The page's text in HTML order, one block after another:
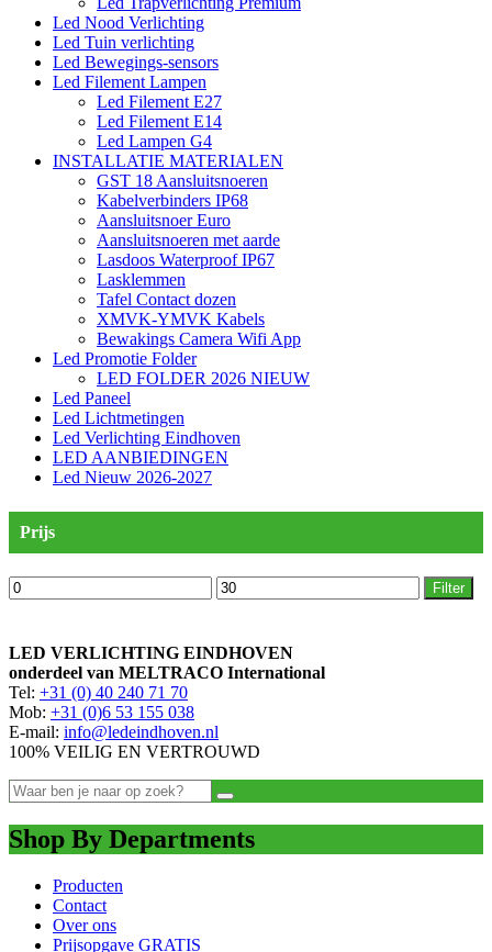
Led Nood Verlichting
Led Tuin verlichting
Led Bewegings-sensors
Led Filement Lampen
Led Filement E27
Led Filement E14
Led Lampen G4
INSTALLATIE MATERIALEN
GST 18 Aansluitsnoeren
Kabelverbinders IP68
Aansluitsnoer Euro
Aansluitsnoeren met aarde
Lasdoos Waterproof IP67
Lasklemmen
Tafel Contact dozen
XMVK-YMVK Kabels
Bewakings Camera Wifi App
Led Promotie Folder
LED FOLDER 2026 NIEUW
Led Paneel
Led Lichtmetingen
Led Verlichting Eindhoven
LED AANBIEDINGEN
Led Nieuw 2026-2027
Prijs
Min.
prijs
Max.
prijs
Filter
LED VERLICHTING EINDHOVEN
onderdeel van MELTRACO International
Tel: +31 (0) 40 240 71 70
Mob: +31 (0)6 53 155 038
E-mail: info@ledeindhoven.nl
100% VEILIG EN VERTROUWD
Shop By Departments
Producten
Contact
Over ons
Prijsopgave GRATIS